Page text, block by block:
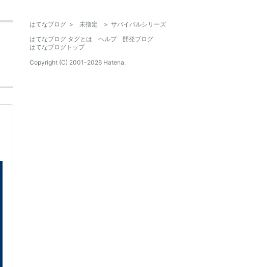
はてなブログ > 未指定 > サバイバルシリーズ
はてなブログ タグとは
ヘルプ
開発ブログ
はてなブログトップ
Copyright (C) 2001-2026 Hatena.